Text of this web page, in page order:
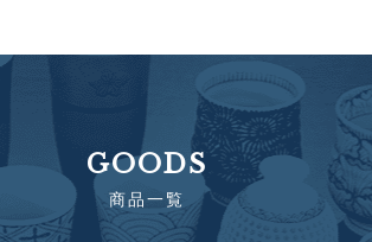
GOODS
商品一覧